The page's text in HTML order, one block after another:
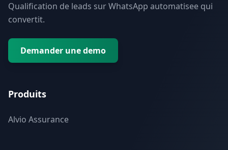
Qualification de leads sur WhatsApp automatisee qui
convertit.
Demander une demo
Produits
Alvio Assurance